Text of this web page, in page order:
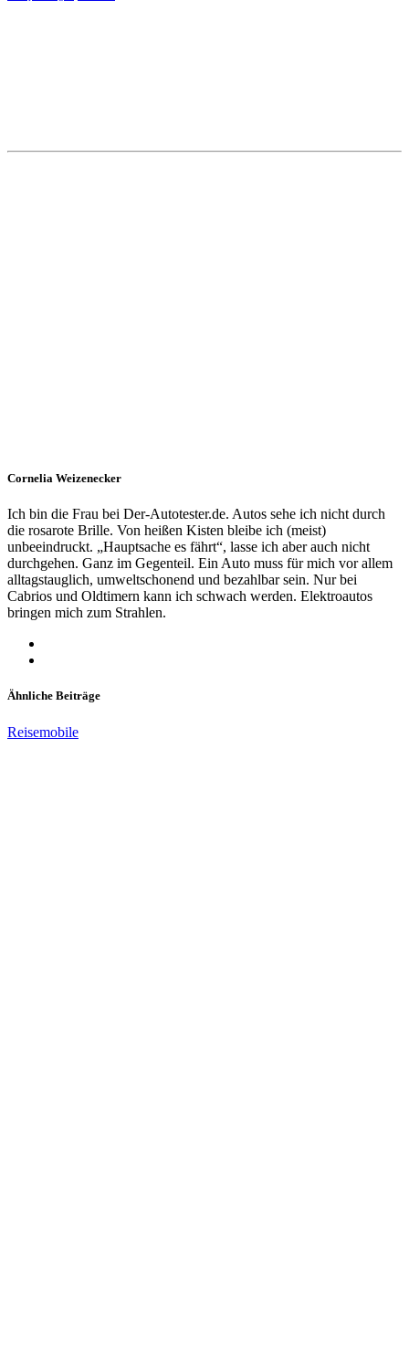
Cornelia Weizenecker
Ich bin die Frau bei Der-Autotester.de. Autos sehe ich nicht durch
die rosarote Brille. Von heißen Kisten bleibe ich (meist)
unbeeindruckt. „Hauptsache es fährt“, lasse ich aber auch nicht
durchgehen. Ganz im Gegenteil. Ein Auto muss für mich vor allem
alltagstauglich, umweltschonend und bezahlbar sein. Nur bei
Cabrios und Oldtimern kann ich schwach werden. Elektroautos
bringen mich zum Strahlen.
Ähnliche Beiträge
Reisemobile